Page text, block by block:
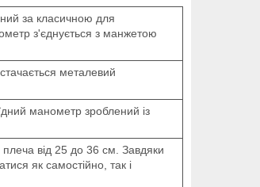
за класичною для
з'єднується з манжетою
металевий
манометр зроблений із
плеча від 25 до 36 см. Завдяки
як самостійно, так і